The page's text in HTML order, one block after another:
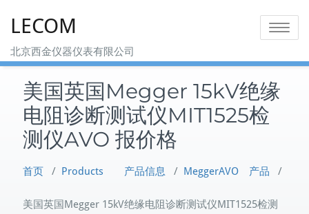
LECOM
北京西金仪器仪表有限公司
Toggle
美国英国Megger 15kV绝缘
电阻诊断测试仪MIT1525检
测仪AVO 报价格
首页 / Products 产品信息 / MeggerAVO 产品 /
美国英国Megger 15kV绝缘电阻诊断测试仪MIT1525检测